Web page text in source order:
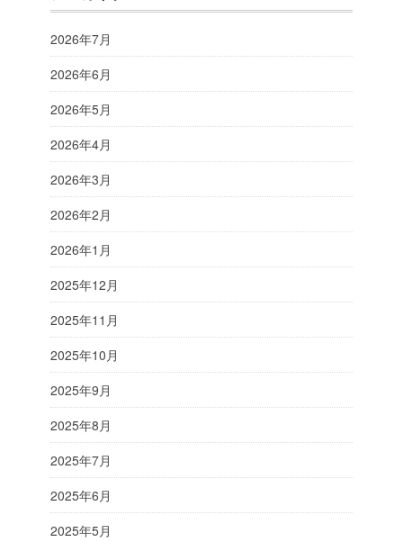
2026年7月
2026年6月
2026年5月
2026年4月
2026年3月
2026年2月
2026年1月
2025年12月
2025年11月
2025年10月
2025年9月
2025年8月
2025年7月
2025年6月
2025年5月